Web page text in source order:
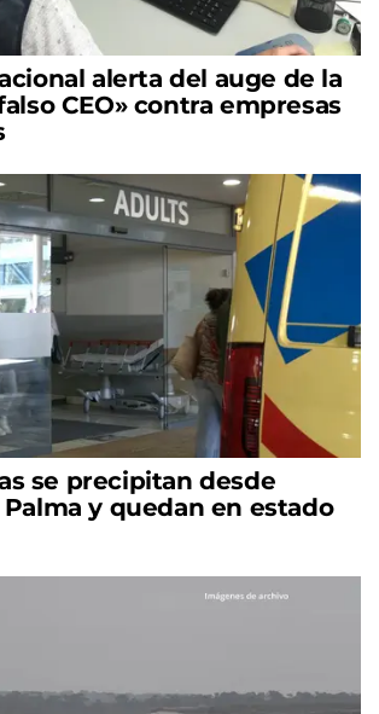
alerta del auge de la
CEO» contra empresas
se precipitan desde
y quedan en estado